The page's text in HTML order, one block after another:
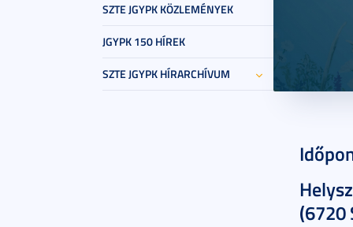
SZTE JGYPK KÖZLEMÉNYEK
JGYPK 150 HÍREK
SZTE JGYPK HÍRARCHÍVUM
(6720